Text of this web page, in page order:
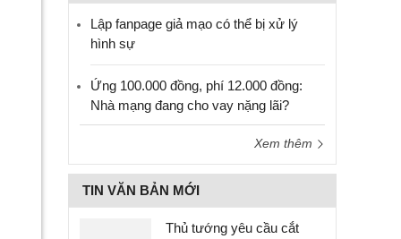
Lập fanpage giả mạo có thể bị xử lý
hình sự
Ứng 100.000 đồng, phí 12.000 đồng:
Nhà mạng đang cho vay nặng lãi?
Xem thêm
TIN VĂN BẢN MỚI
Thủ tướng yêu cầu cắt